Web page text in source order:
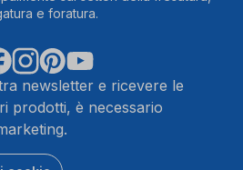
e foratura.
newsletter e ricevere le
prodotti, è necessario